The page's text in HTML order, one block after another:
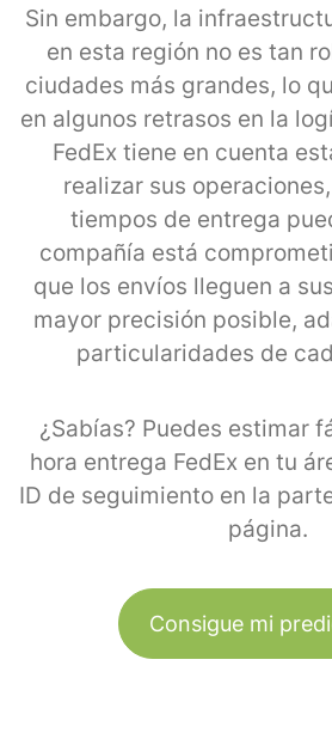
Sin embargo, la
en esta región no es tan
ciudades más grandes, lo
en algunos retrasos en la
FedEx tiene en cuenta
realizar sus
tiempos de entrega
compañía está
que los envíos lleguen a
mayor precisión posible,
particularidades de
¿Sabías? Puedes estimar
hora entrega FedEx en tu
ID de seguimiento en la
página.
Consigue mi